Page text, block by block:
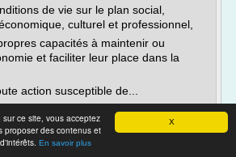
X
ce site, vous acceptez
proposer des contenus et
En savoir plus
de vie sur le plan social,
culturel et professionnel,
capacités à maintenir ou
et faciliter leur place dans la
action susceptible de...